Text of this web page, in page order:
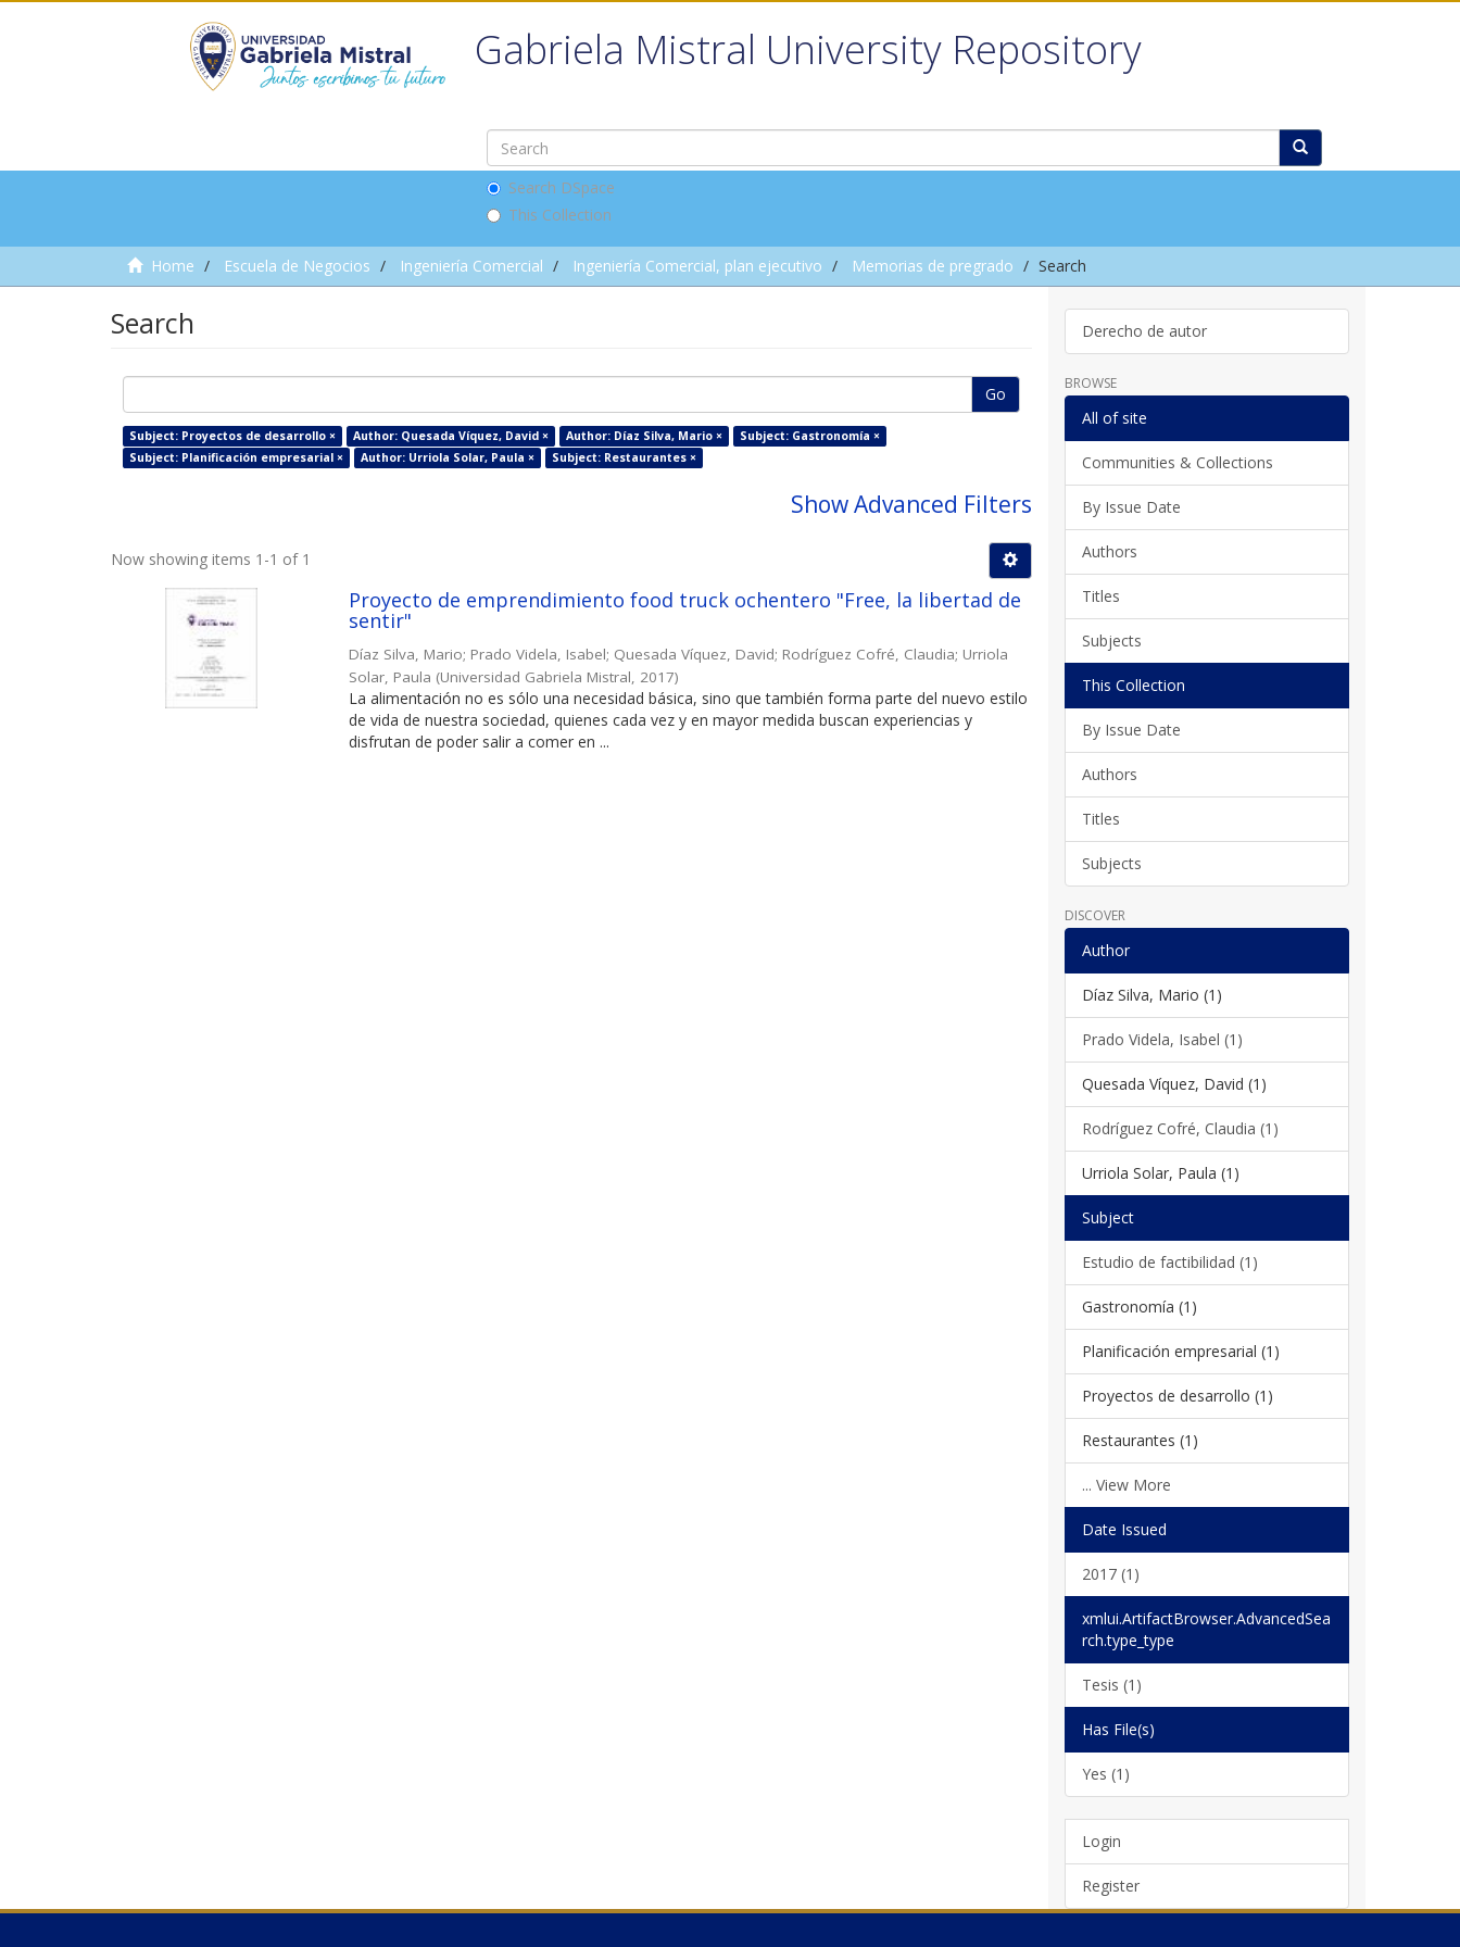
Gabriela Mistral University Repository
Search DSpace
This Collection
Home Escuela de Negocios Ingeniería Comercial Ingeniería Comercial, plan ejecutivo Memorias de pregrado Search
Search
Go
Subject: Proyectos de desarrollo × Author: Quesada Víquez, David × Author: Díaz Silva, Mario ×
Subject: Gastronomía ×
Subject: Planificación empresarial ×
Author: Urriola Solar, Paula × Subject: Restaurantes ×
Show Advanced Filters
Now showing items 1-1 of 1
Proyecto de emprendimiento food truck ochentero "Free, la libertad de
sentir"
Díaz Silva, Mario; Prado Videla, Isabel; Quesada Víquez, David; Rodríguez Cofré, Claudia; Urriola
Solar, Paula (Universidad Gabriela Mistral 2017)
La alimentación no es sólo una necesidad básica, sino que también forma parte del nuevo estilo
de vida de nuestra sociedad, quienes cada vez y en mayor medida buscan experiencias y
disfrutan de poder salir a comer en ...
Derecho de autor
BROWSE
All of site
Communities & Collections
By Issue Date
Authors
Titles
Subjects
This Collection
By Issue Date
Authors
Titles
Subjects
DISCOVER
Author
Díaz Silva, Mario (1)
Prado Videla, Isabel (1)
Quesada Víquez, David (1)
Rodríguez Cofré, Claudia (1)
Urriola Solar, Paula (1)
Subject
Estudio de factibilidad (1)
Gastronomía (1)
Planificación empresarial (1)
Proyectos de desarrollo (1)
Restaurantes (1)
... View More
Date Issued
2017 (1)
xmlui.ArtifactBrowser.AdvancedSea
rch.type_type
Tesis (1)
Has File(s)
Yes (1)
Login
Register